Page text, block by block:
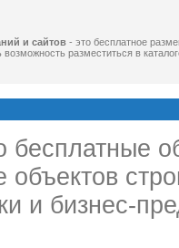
и сайтов - это бесплатное
разместиться в
бесплатные
объектов
и бизнес-